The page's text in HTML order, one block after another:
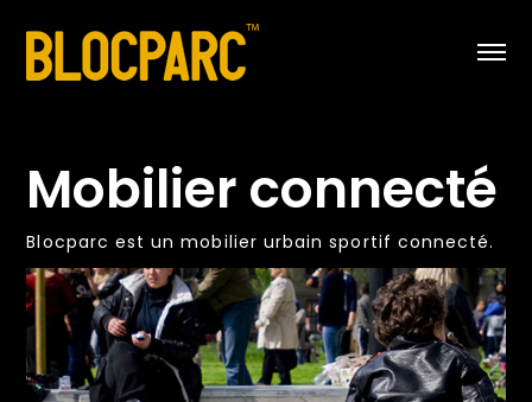
Mobilier connecté
Blocparc est un mobilier urbain sportif connecté.